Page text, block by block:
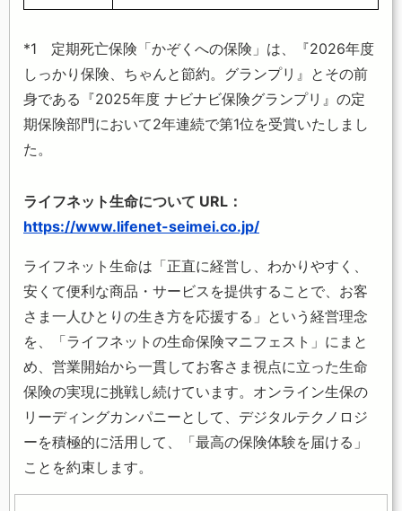
*1 定期死亡保険「かぞくへの保険」は、『2026年度
しっかり保険、ちゃんと節約。グランプリ』とその前
身である『2025年度 ナビナビ保険グランプリ』の定
期保険部門において2年連続で第1位を受賞いたしまし
た。
ライフネット生命について URL：
https://www.lifenet-seimei.co.jp/
ライフネット生命は「正直に経営し、わかりやすく、
安くて便利な商品・サービスを提供することで、お客
さま一人ひとりの生き方を応援する」という経営理念
を、「ライフネットの生命保険マニフェスト」にまと
め、営業開始から一貫してお客さま視点に立った生命
保険の実現に挑戦し続けています。オンライン生保の
リーディングカンパニーとして、デジタルテクノロジ
ーを積極的に活用して、「最高の保険体験を届ける」
ことを約束します。